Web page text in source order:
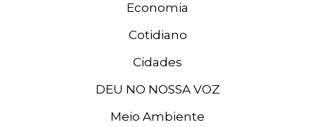
Economia
Cotidiano
Cidades
DEU NO NOSSA VOZ
Meio Ambiente